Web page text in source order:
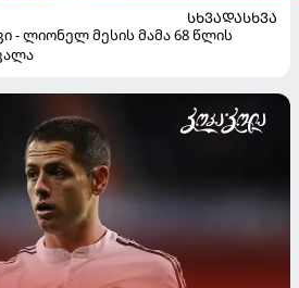
ᲡᲮᲕᲐᲓᲐᲡᲮᲕᲐ
- ლიონელ მესის მამა 68 წლის